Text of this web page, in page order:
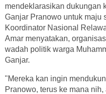
mendeklarasikan dukungan
Ganjar Pranowo untuk maju
Koordinator Nasional
Amar menyatakan,
wadah politik warga
Ganjar.
"Mereka kan ingin
Pranowo, terus ke mana